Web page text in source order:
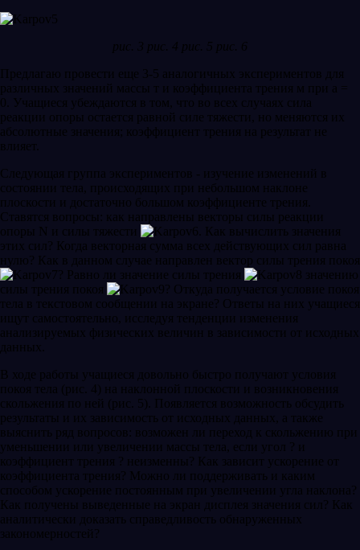
рис. 3 рис. 4 рис. 5 рис. 6
Предлагаю провести еще 3-5 аналогичных экспериментов для
различных значений массы т и коэффициента трения м при а =
0. Учащиеся убеждаются в том, что во всех случаях сила
реакции опоры остается равной силе тяжести, но меняются их
абсолютные значения; коэффициент трения на результат не
влияет.
Следующая группа экспериментов - изучение изменений в
состоянии тела, происходящих при небольшом наклоне
плоскости и достаточно большом коэффициенте трения.
Ставятся вопросы: как направлены векторы силы реакции
опоры N и силы тяжести
. Как вычислить значения
этих сил? Когда векторная сумма всех действующих сил равна
нулю? Как в данном случае направлен вектор силы трения покоя
? Равно ли значение силы трения
значению
силы трения покоя
? Откуда получается условие покоя
тела в текстовом сообщении на экране? Ответы на них учащиеся
ищут самостоятельно, исследуя тенденции изменения
анализируемых физических величин в зависимости от исходных
данных.
В ходе работы учащиеся довольно быстро получают условия
покоя тела (рис. 4) на наклонной плоскости и возникновения
скольжения по ней (рис. 5). Появляется возможность обсудить
результаты и их зависимость от исходных данных, а также
выяснить ряд вопросов: возможен ли переход к скольжению при
уменьшении или увеличении массы тела, если угол ? и
коэффициент трения ? неизменны? Как зависит ускорение от
коэффициента трения? Можно ли поддерживать и каким
способом ускорение постоянным при увеличении угла наклона?
Как получены выведенные на экран дисплея значения сил? Как
аналитически доказать справедливость обнаруженных
закономерностей?